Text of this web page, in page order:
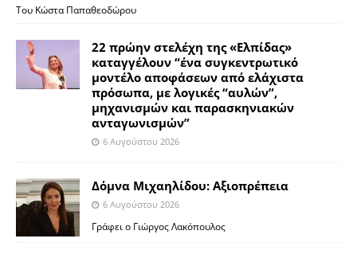
Του Κώστα Παπαθεοδώρου
22 πρώην στελέχη της «Ελπίδας»
καταγγέλουν “ένα συγκεντρωτικό
μοντέλο αποφάσεων από ελάχιστα
πρόσωπα, με λογικές “αυλών”,
μηχανισμών και παρασκηνιακών
ανταγωνισμών”
6 Αυγούστου 2026
Δόμνα Μιχαηλίδου: Αξιοπρέπεια
6 Αυγούστου 2026
Γράφει ο Γιώργος Λακόπουλος